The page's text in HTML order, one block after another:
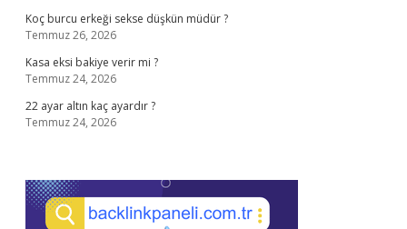
Koç burcu erkeği sekse düşkün müdür ?
Temmuz 26, 2026
Kasa eksi bakiye verir mi ?
Temmuz 24, 2026
22 ayar altın kaç ayardır ?
Temmuz 24, 2026